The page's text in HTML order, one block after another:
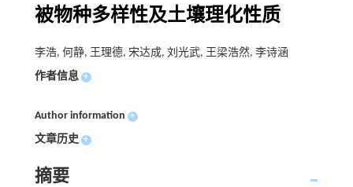
被物种多样性及土壤理化性质
李浩, 何静, 王理德, 宋达成, 刘光武, 王梁浩然, 李诗涵
作者信息 +
Author information +
文章历史 +
摘要